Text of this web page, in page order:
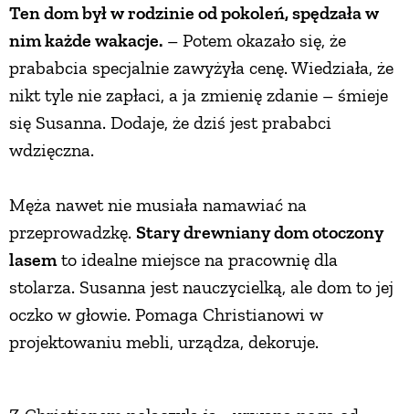
Ten dom był w rodzinie od pokoleń, spędzała w
nim każde wakacje. – Potem okazało się, że
prababcia specjalnie zawyżyła cenę. Wiedziała, że
nikt tyle nie zapłaci, a ja zmienię zdanie – śmieje
się Susanna. Dodaje, że dziś jest prababci
wdzięczna.
Męża nawet nie musiała namawiać na
przeprowadzkę. Stary drewniany dom otoczony
lasemto idealne miejsce na pracownię dla
stolarza. Susanna jest nauczycielką, ale dom to jej
oczko w głowie. Pomaga Christianowi w
projektowaniu mebli, urządza, dekoruje.